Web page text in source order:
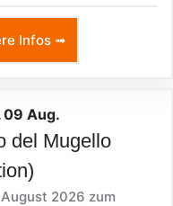
Infos ➟
Aug.
del Mugello
2026 zum